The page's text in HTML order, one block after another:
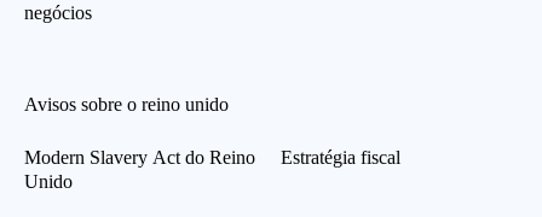
negócios
Avisos sobre o reino unido
Modern Slavery Act do Reino
Unido
Estratégia fiscal